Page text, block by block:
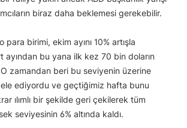
biraz daha beklemesi gerekebilir.
birimi, ekim ayını 10% artışla
ayından bu yana ilk kez 70 bin doların
zamandan beri bu seviyenin üzerine
ediyordu ve geçtiğimiz hafta bunu
ılımlı bir şekilde geri çekilerek tüm
seviyesinin 6% altında kaldı.